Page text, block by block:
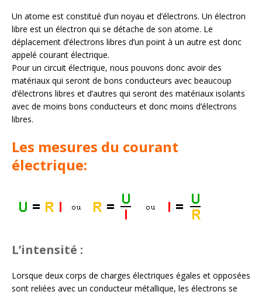
Un atome est constitué d’un noyau et d’électrons. Un électron
libre est un électron qui se détache de son atome. Le
déplacement d’électrons libres d’un point à un autre est donc
appelé courant électrique.
Pour un circuit électrique, nous pouvons donc avoir des
matériaux qui seront de bons conducteurs avec beaucoup
d’électrons libres et d’autres qui seront des matériaux isolants
avec de moins bons conducteurs et donc moins d’électrons
libres.
Les mesures du courant
électrique:
L’intensité :
Lorsque deux corps de charges électriques égales et opposées
sont reliées avec un conducteur métallique, les électrons se